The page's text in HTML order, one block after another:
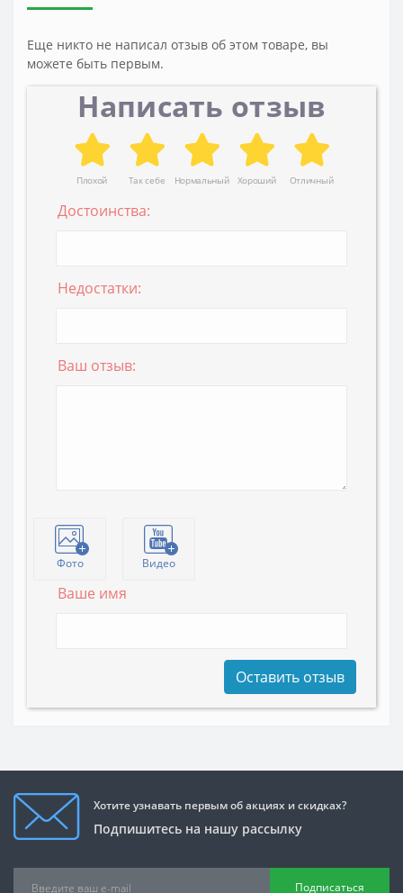
Еще никто не написал отзыв об этом товаре, вы
можете быть первым.
Написать отзыв
Плохой Так себе Нормальный Хороший Отличный
Достоинства:
Недостатки:
Ваш отзыв:
Фото Видео
Ваше имя
Оставить отзыв
Хотите узнавать первым об акциях и скидках?
Подпишитесь на нашу рассылку
Подписаться